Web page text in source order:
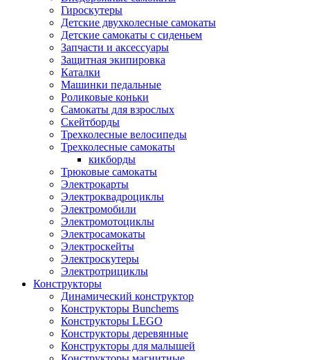
Гироскутеры
Детские двухколесные самокаты
Детские самокаты с сиденьем
Запчасти и аксессуары
Защитная экипировка
Каталки
Машинки педальные
Роликовые коньки
Самокаты для взрослых
Скейтборды
Трехколесные велосипеды
Трехколесные самокаты
кикборды
Трюковые самокаты
Электрокарты
Электроквадроциклы
Электромобили
Электромотоциклы
Электросамокаты
Электроскейты
Электроскутеры
Электротрициклы
Конструкторы
Динамический конструктор
Конструкторы Bunchems
Конструкторы LEGO
Конструкторы деревянные
Конструкторы для малышей